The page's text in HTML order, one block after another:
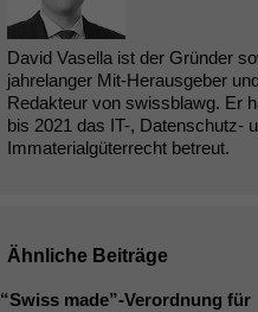
David Vasella ist der Gründer
jahrelanger Mit-Herausgeber
Redakteur von swissblawg. Er
bis 2021 das IT-, Datenschutz-
Immaterialgüterrecht betreut.
Ähnliche Beiträge
“Swiss made”-Verordnung für